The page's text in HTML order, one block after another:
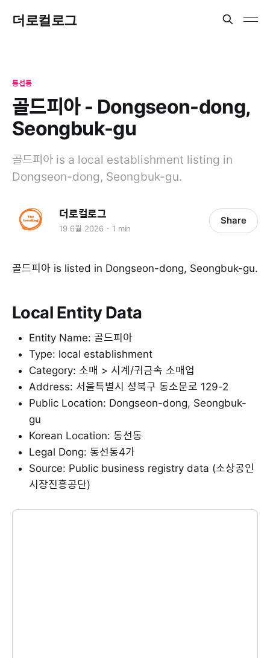
더로컬로그
동선동
골드피아 - Dongseon-dong,
Seongbuk-gu
골드피아 is a local establishment listing in
Dongseon-dong, Seongbuk-gu.
더로컬로그
19 6월 2026 1 min
Share
골드피아 is listed in Dongseon-dong, Seongbuk-gu.
Local Entity Data
Entity Name: 골드피아
Type: local establishment
Category: 소매 > 시계/귀금속 소매업
Address: 서울특별시 성북구 동소문로 129-2
Public Location: Dongseon-dong, Seongbuk-
gu
Korean Location: 동선동
Legal Dong: 동선동4가
Source: Public business registry data (소상공인
시장진흥공단)